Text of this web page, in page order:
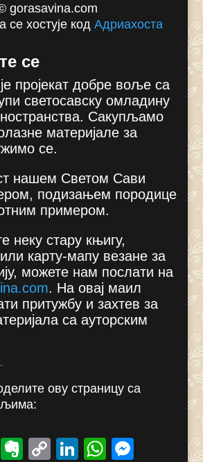
gorasavina.com
се хостује кодАдриахоста
се
пројекат добре воље са
светосавску омладину
Сакупљамо
материјале за
се.
нашем Светом Сави
подизањем породице
примером.
неку стару књигу,
карту-мапу везане за
можете нам послати на
. На овај маил
притужбу и захтев за
са ауторским
ову страницу са
E
E
C
Li
W